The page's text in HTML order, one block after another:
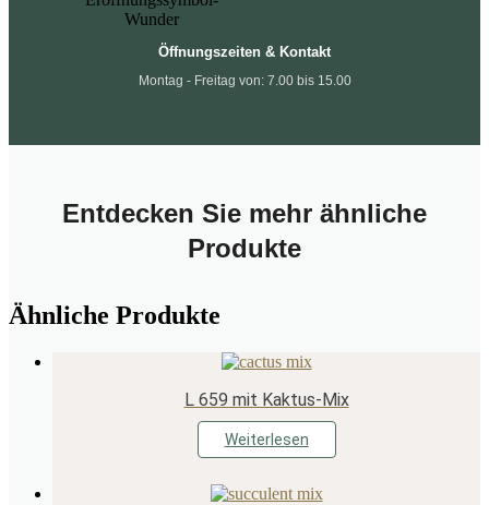
Öffnungszeiten & Kontakt
Montag - Freitag von: 7.00 bis 15.00
Entdecken Sie mehr ähnliche
Produkte
Ähnliche Produkte
L 659 mit Kaktus-Mix
Weiterlesen